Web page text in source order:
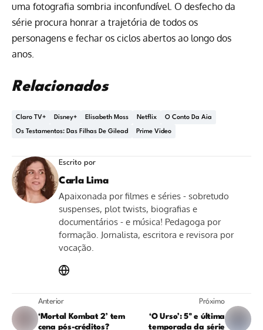
uma fotografia sombria inconfundível. O desfecho da
série procura honrar a trajetória de todos os
personagens e fechar os ciclos abertos ao longo dos
anos.
Relacionados
Claro TV+ Disney+ Elisabeth Moss Netflix O Conto Da Aia
Os Testamentos: Das Filhas De Gilead Prime Video
Escrito por
Carla Lima
Apaixonada por filmes e séries - sobretudo
suspenses, plot twists, biografias e
documentários - e música! Pedagoga por
formação. Jornalista, escritora e revisora por
vocação.
Anterior
‘Mortal Kombat 2’ tem
cena pós-créditos?
Próximo
‘O Urso’: 5ª e última
temporada da série